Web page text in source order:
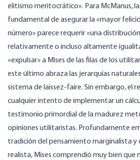
elitismo meritocrático». Para McManus,
fundamental de asegurar la «mayor
número» parece requerir «una
relativamente o incluso altamente
«expulsar» a Mises de las filas de los
este último abraza las jerarquías
sistema de laissez-faire. Sin embargo, el
cualquier intento de implementar un
testimonio primordial de la madurez
opiniones utilitaristas. Profundamente
tradición del pensamiento marginalista y
realista, Mises comprendió muy bien que